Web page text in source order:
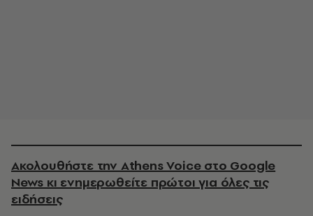
Ακολουθήστε την Athens Voice στο Google
News κι ενημερωθείτε πρώτοι για όλες τις
ειδήσεις